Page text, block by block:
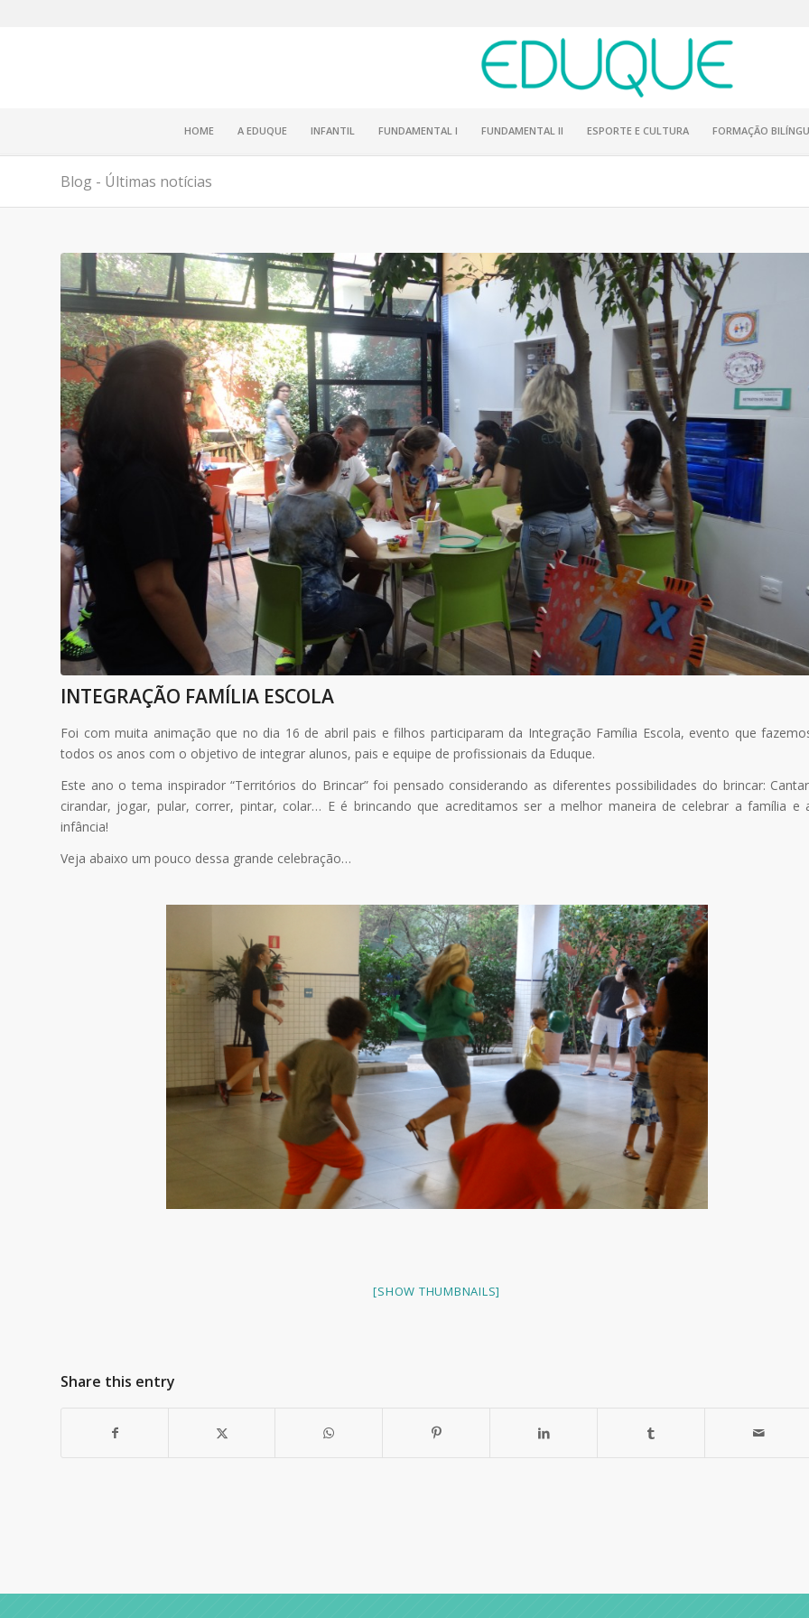
HOME A EDUQUE INFANTIL FUNDAMENTAL I FUNDAMENTAL II ESPORTE E CULTURA FORMAÇÃO
Blog - Últimas notícias
INTEGRAÇÃO FAMÍLIA ESCOLA
Foi com muita animação que no dia 16 de abril pais e filhos participaram da Integração Família Escola, evento que
todos os anos com o objetivo de integrar alunos, pais e equipe de profissionais da Eduque.
Este ano o tema inspirador “Territórios do Brincar” foi pensado considerando as diferentes possibilidades do brincar:
cirandar, jogar, pular, correr, pintar, colar… E é brincando que acreditamos ser a melhor maneira de celebrar a família e
infância!
Veja abaixo um pouco dessa grande celebração…
[SHOW THUMBNAILS]
Share this entry